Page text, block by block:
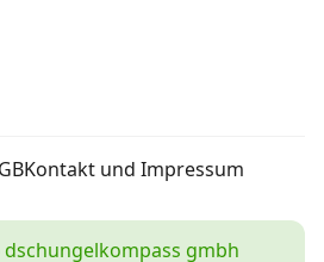
Kontakt und Impressum
dschungelkompass gmbh